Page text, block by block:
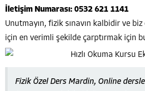
İletişim Numarası: 0532 621 1141
Unutmayın, fizik sınavın kalbidir ve
için en verimli şekilde çarptırmak için
Fizik Özel Ders Mardin, Online